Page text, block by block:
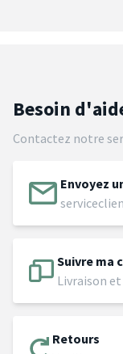
Besoin
Contactez notre
Envoyez
Suivre ma
Livraison
Retours